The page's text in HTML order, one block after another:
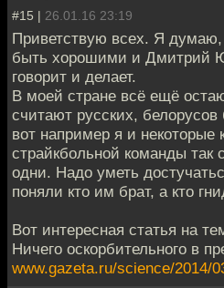
#15 | 26.01.16 23:19
Приветствую всех. Я
быть хорошими и Дмитрий
говорит и делает.
В моей стране всё ещё
считают русских,
вот например я и
страйкбольной команды так
одни. Надо уметь
поняли кто им брат, а кто
Вот интересная статья на
Ничего оскорбительного в
www.gazeta.ru/science/2014/